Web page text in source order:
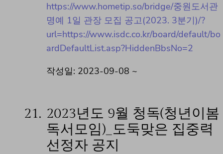
https://www.hometip.so/bridge/중원도서관
명예 1일 관장 모집 공고(2023. 3분기)/?
url=https://www.isdc.co.kr/board/default/bo
ardDefaultList.asp?HiddenBbsNo=2
작성일: 2023-09-08 ~
21. 2023년도 9월 청독(청년이봄
독서모임)_도둑맞은 집중력
선정자 공지